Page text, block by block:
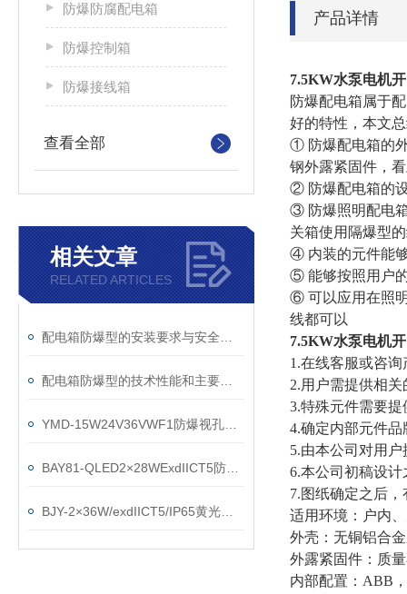
防爆防腐配电箱
防爆控制箱
防爆接线箱
查看全部
相关文章
RELATED ARTICLES
产品详情
7.5KW水泵电机
防爆配电箱属于
好的特性，本文
① 防爆配电箱的
钢外露紧固件，
② 防爆配电箱的
③ 防爆照明配电
关箱使用隔爆型
④ 内装的元件能
⑤ 能够按照用户
⑥ 可以应用在照
线都可以
7.5KW水泵电机
1.在线客服或咨
2.用户需提供相
3.特殊元件需要提
4.确定内部元件品
5.由本公司对用
6.本公司初稿设
7.图纸确定之后
适用环境：户内
外壳：无铜铝合
外露紧固件：质
内部配置： ABB